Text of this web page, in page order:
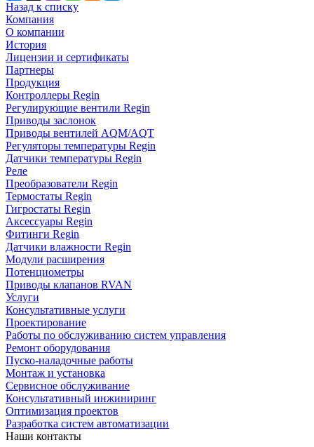
Назад к списку
Компания
О компании
История
Лицензии и сертификаты
Партнеры
Продукция
Контроллеры Regin
Регулирующие вентили Regin
Приводы заслонок
Приводы вентилей AQM/AQT
Регуляторы температуры Regin
Датчики температуры Regin
Реле
Преобразователи Regin
Термостаты Regin
Гигростаты Regin
Аксессуары Regin
Фитинги Regin
Датчики влажности Regin
Модули расширения
Потенциометры
Приводы клапанов RVAN
Услуги
Консультативные услуги
Проектирование
Работы по обслуживанию систем управления
Ремонт оборудования
Пуско-наладочные работы
Монтаж и установка
Сервисное обслуживание
Консультативный инжиниринг
Оптимизация проектов
Разработка систем автоматизации
Наши контакты